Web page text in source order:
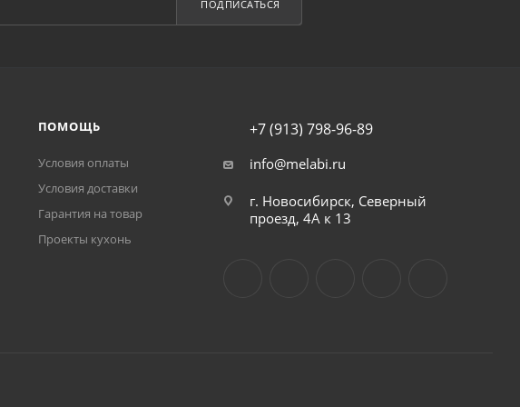
ПОДПИСАТЬСЯ
ПОМОЩЬ
Условия оплаты
Условия доставки
Гарантия на товар
Проекты кухонь
+7 (913) 798-96-89
info@melabi.ru
г. Новосибирск, Северный
проезд, 4А к 13